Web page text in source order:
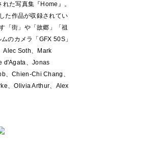
た写真集『Home』。
た作品が収録されてい
「街」や「故郷」「祖
のカメラ「GFX 50S」
Alec Soth、Mark
d'Agata、Jonas
、Chien-Chi Chang、
、Olivia Arthur、Alex